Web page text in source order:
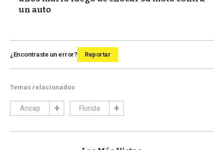
un auto
¿Encontraste un error? Reportar
Temas relacionados
Ancap Florida